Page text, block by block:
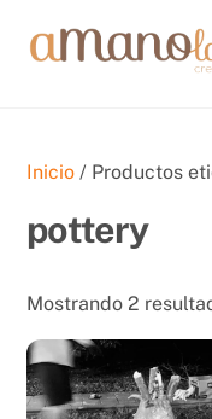
Inicio / Productos
pottery
Mostrando 2